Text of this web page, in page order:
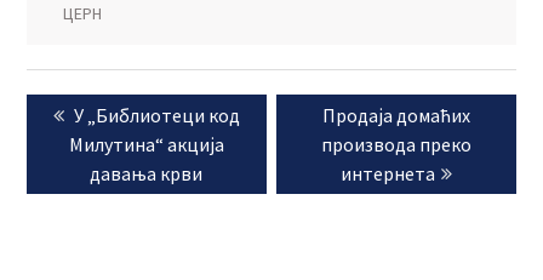
ЦЕРН
Кретање
чланкаPrevious
post:
У „Библиотеци код
Милутина“ акција
давања крви
Next
post:
Продаја домаћих
производа преко
интернета